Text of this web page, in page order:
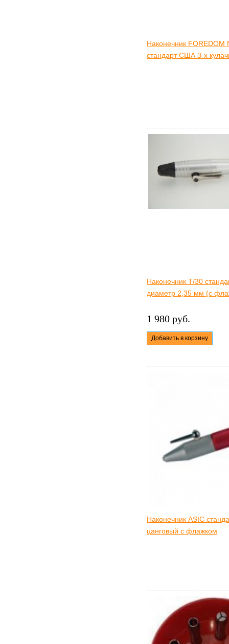
Наконечник
стандарт США 3-х
Наконечник Т/30
диаметр 2,35 мм (с
1 980 руб.
Добавить в корзину
Наконечник ASIC
цанговый с флажком